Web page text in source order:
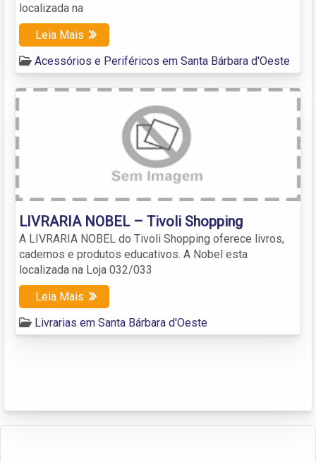
localizada na
Leia Mais
Acessórios e Periféricos em Santa Bárbara d'Oeste
LIVRARIA NOBEL – Tivoli Shopping
A LIVRARIA NOBEL do Tivoli Shopping oferece livros,
cadernos e produtos educativos. A Nobel esta
localizada na Loja 032/033
Leia Mais
Livrarias em Santa Bárbara d'Oeste